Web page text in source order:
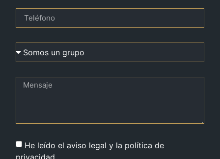
He leído el aviso legal y la política de
privacidad